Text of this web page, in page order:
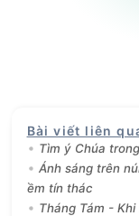
Bài viết liên
Tìm ý Chúa
Ánh sáng trên
ềm tín thác
Tháng Tám -